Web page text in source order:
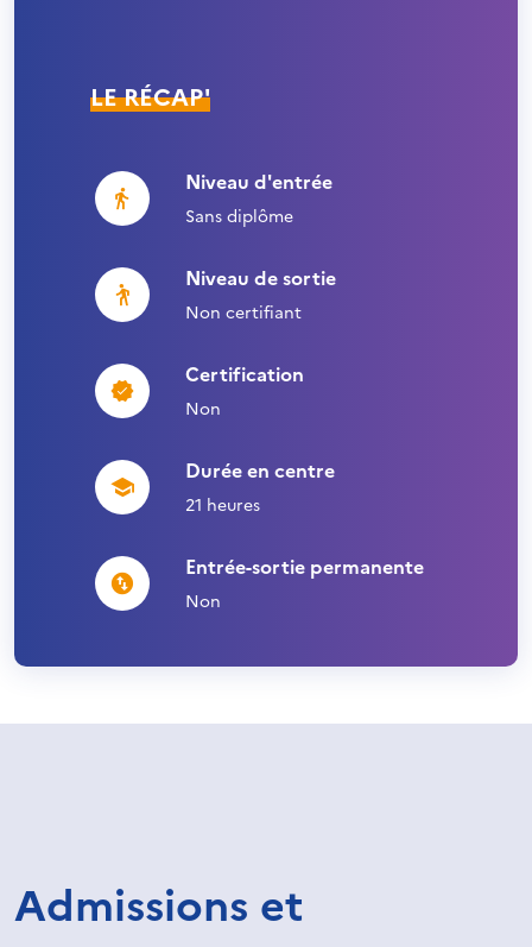
LE RÉCAP'
Niveau d'entrée
Sans diplôme
Niveau de sortie
Non certifiant
Certification
Non
Durée en centre
21 heures
Entrée-sortie permanente
Non
Admissions et